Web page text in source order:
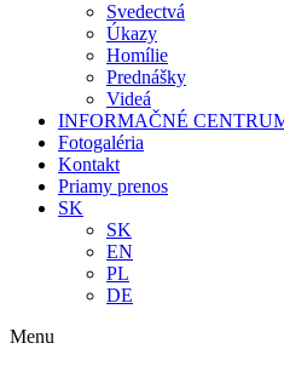
Svedectvá
Úkazy
Homílie
Prednášky
Videá
INFORMAČNÉ
Fotogaléria
Kontakt
Priamy prenos
SK
SK
EN
PL
DE
Menu